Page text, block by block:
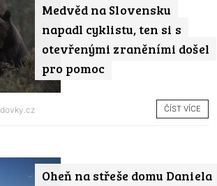
Medvěd na Slovensku
napadl cyklistu, ten si s
otevřenými zraněními došel
pro pomoc
ČÍST VÍCE
Oheň na střeše domu Daniela